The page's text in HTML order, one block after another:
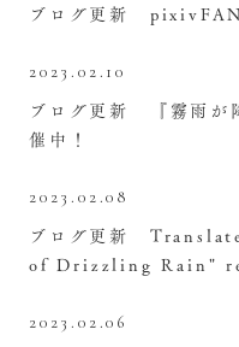
ブログ更新
2023.02.10
ブログ更新 『霧雨が
催中！
2023.02.08
ブログ更新
of Drizzling Rain"
2023.02.06